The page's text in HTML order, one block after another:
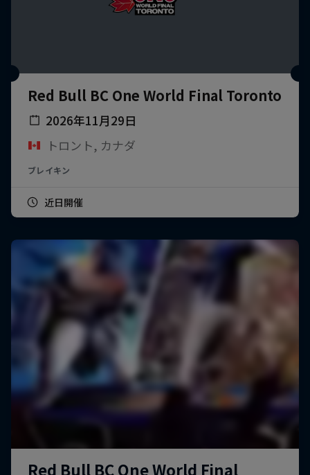
Red Bull BC One World Final Toronto
2026年11月29日
トロント, カナダ
ブレイキン
近日開催